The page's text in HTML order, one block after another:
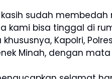
kasih sudah
kami bisa tinggal di
khususnya, Kapolri,
Minah, dengan